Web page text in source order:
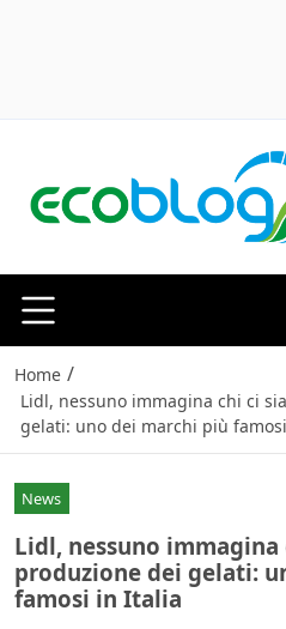
Home /
Lidl, nessuno immagina chi ci
gelati: uno dei marchi più
News
Lidl, nessuno
produzione dei gelati:
famosi in Italia